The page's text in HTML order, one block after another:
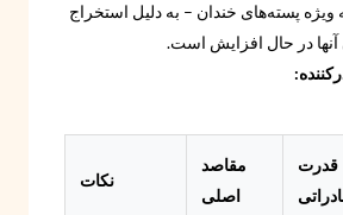
ویژه پسته‌های خندان – به دلیل استخراج
در حال افزایش است.
قدرت
مقاصد
اصلی
نکات